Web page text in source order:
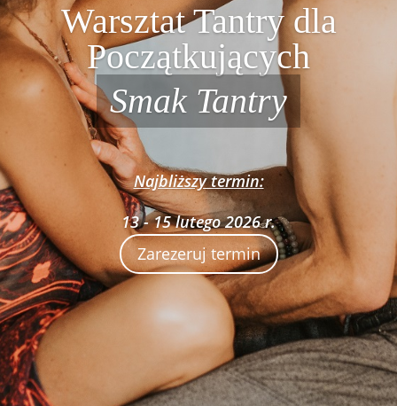
Warsztat Tantry dla
Początkujących
Smak Tantry
Najbliższy termin:
13 - 15 lutego 2026 r.
Zarezeruj termin